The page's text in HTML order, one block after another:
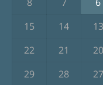
13
14
15
20
21
22
27
28
29